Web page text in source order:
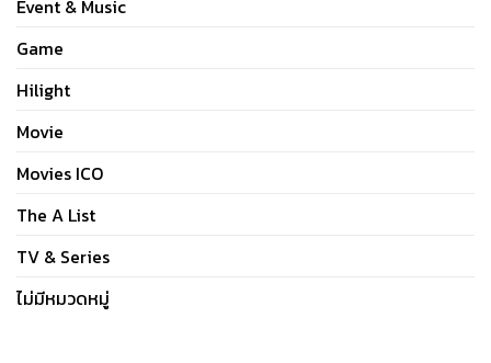
Event & Music
Game
Hilight
Movie
Movies ICO
The A List
TV & Series
ไม่มีหมวดหมู่